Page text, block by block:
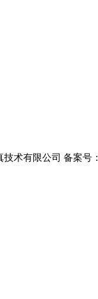
术有限公司 备案号：